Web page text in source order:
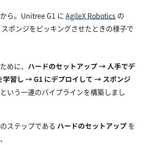
ら。Unitree G1 に AgileX Robotics の
ポンジをピッキングさせたときの様子で
めに、 ハードのセットアップ → 人手でデ
習し → G1 にデプロイして → スポンジ
いう一連のパイプラインを構築しまし
ステップである ハードのセットアップ を